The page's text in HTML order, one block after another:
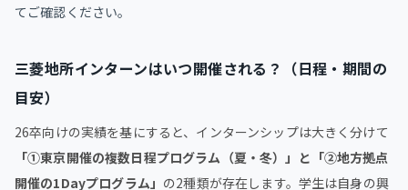
てご確認ください。
三菱地所インターンはいつ開催される？（日程・期間の
目安）
26卒向けの実績を基にすると、インターンシップは大きく分けて
「①東京開催の複数日程プログラム（夏・冬）」と「②地方拠点
開催の1Dayプログラム」 の2種類が存在します。学生は自身の興